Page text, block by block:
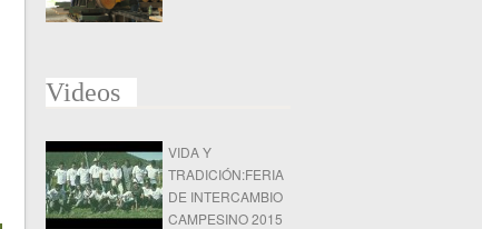
Videos
VIDA Y
TRADICIÓN:FERIA
DE INTERCAMBIO
CAMPESINO 2015